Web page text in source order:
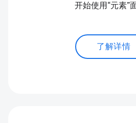
开始使用“元素”
了解详情